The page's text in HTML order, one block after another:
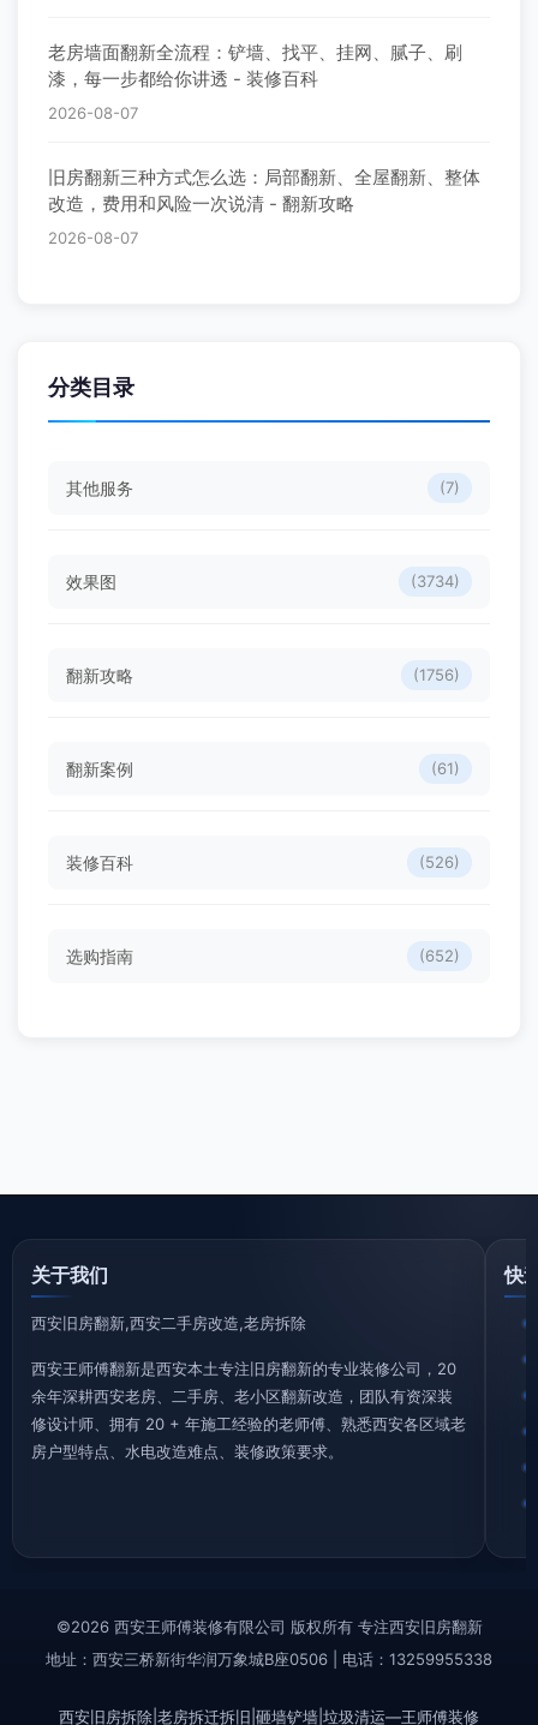
老房墙面翻新全流程：铲墙、找平、挂网、腻子、刷
漆，每一步都给你讲透 - 装修百科
2026-08-07
旧房翻新三种方式怎么选：局部翻新、全屋翻新、整体
改造，费用和风险一次说清 - 翻新攻略
2026-08-07
分类目录
其他服务 (7)
效果图 (3734)
翻新攻略 (1756)
翻新案例 (61)
装修百科 (526)
选购指南 (652)
关于我们
西安旧房翻新,西安二手房改造,老房拆除
西安王师傅翻新是西安本土专注旧房翻新的专业装修公司，20
余年深耕西安老房、二手房、老小区翻新改造，团队有资深装
修设计师、拥有 20 + 年施工经验的老师傅、熟悉西安各区域老
房户型特点、水电改造难点、装修政策要求。
快
©2026 西安王师傅装修有限公司 版权所有 专注西安旧房翻新
地址：西安三桥新街华润万象城B座0506 | 电话：13259955338
西安旧房拆除|老房拆迁拆旧|砸墙铲墙|垃圾清运—王师傅装修